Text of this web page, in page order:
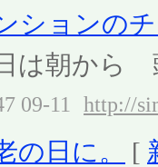
ションの
は朝から
09-11 http://
の日に。 [